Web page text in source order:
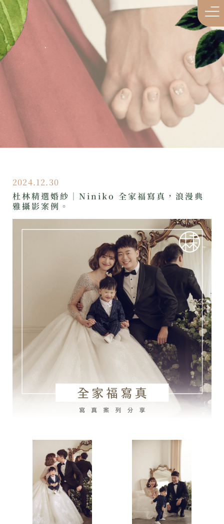
2024.12.30
杜林精選婚紗｜Niniko 全家福寫真，浪漫典
雅攝影案例。